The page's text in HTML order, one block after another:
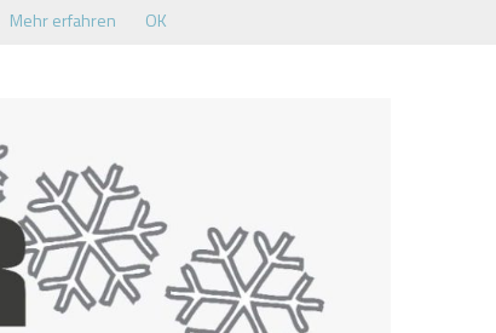
Mehr erfahren OK